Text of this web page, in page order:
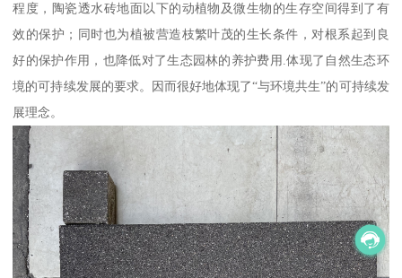
程度，陶瓷透水砖地面以下的动植物及微生物的生存空间得到了有
效的保护；同时也为植被营造枝繁叶茂的生长条件，对根系起到良
好的保护作用，也降低对了生态园林的养护费用.体现了自然生态环
境的可持续发展的要求。因而很好地体现了“与环境共生”的可持续发
展理念。